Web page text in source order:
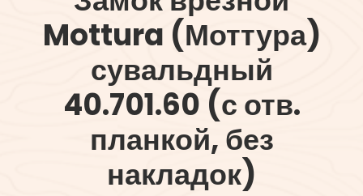
Mottura (Моттура)
сувальдный
40.701.60 (с отв.
планкой, без
накладок)